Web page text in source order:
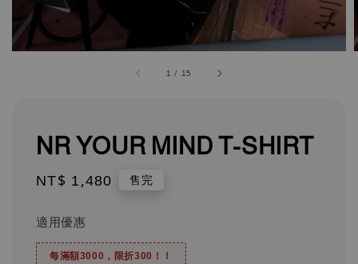
1 / 15
NR YOUR MIND T-SHIRT
Regular
NT$ 1,480 售完
適用優惠
每滿額3000，限折300！！